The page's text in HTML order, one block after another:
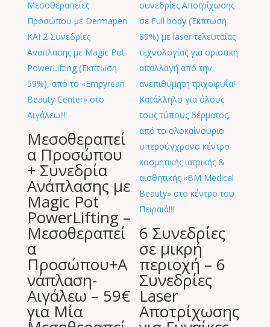
Μεσοθεραπεί
α Προσώπου
+ Συνεδρία
Ανάπλασης με
Magic Pot
PowerLifting –
Μεσοθεραπεί
α
Προσώπου+Α
νάπλαση-
Αιγάλεω – 59€
για Μία
6 Συνεδρίες
σε μικρή
περιοχή – 6
Συνεδρίες
Laser
Αποτρίχωσης